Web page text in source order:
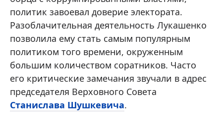
политик завоевал доверие электората.
Разоблачительная деятельность Лукашенко
позволила ему стать самым популярным
политиком того времени, окруженным
большим количеством соратников. Часто
его критические замечания звучали в адрес
председателя Верховного Совета
Станислава Шушкевича.